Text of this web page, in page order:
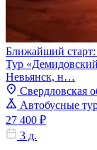
Ближайший старт:
Тур
Невьянск, н…
Свердловская
Автобусные
27 400 ₽
3 д.